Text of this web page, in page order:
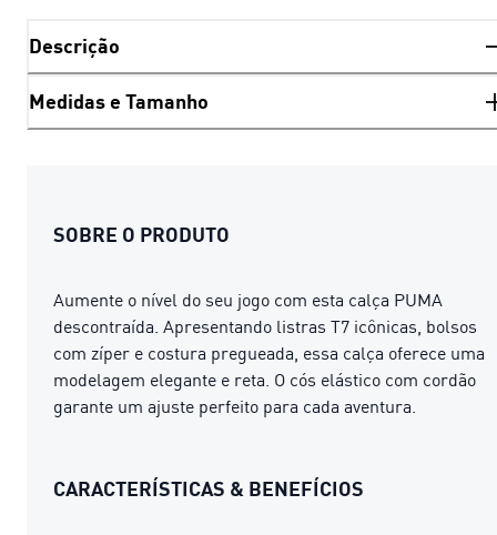
Descrição
Medidas e Tamanho
SOBRE O PRODUTO
Aumente o nível do seu jogo com esta calça PUMA
descontraída. Apresentando listras T7 icônicas, bolsos
com zíper e costura pregueada, essa calça oferece uma
modelagem elegante e reta. O cós elástico com cordão
garante um ajuste perfeito para cada aventura.
CARACTERÍSTICAS & BENEFÍCIOS